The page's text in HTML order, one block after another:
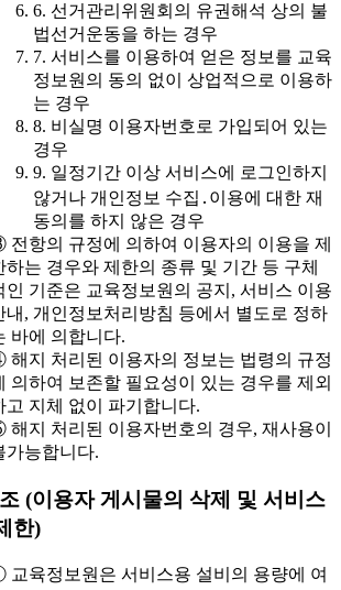
6. 선거관리위원회의 유권해석 상의 불
법선거운동을 하는 경우
7. 서비스를 이용하여 얻은 정보를 교육
정보원의 동의 없이 상업적으로 이용하
는 경우
8. 비실명 이용자번호로 가입되어 있는
경우
9. 일정기간 이상 서비스에 로그인하지
않거나 개인정보 수집․이용에 대한 재
동의를 하지 않은 경우
전항의 규정에 의하여 이용자의 이용을 제
하는 경우와 제한의 종류 및 기간 등 구체
인 기준은 교육정보원의 공지, 서비스 이용
내, 개인정보처리방침 등에서 별도로 정하
바에 의합니다.
해지 처리된 이용자의 정보는 법령의 규정
의하여 보존할 필요성이 있는 경우를 제외
고 지체 없이 파기합니다.
해지 처리된 이용자번호의 경우, 재사용이
가능합니다.
(이용자 게시물의 삭제 및 서비스
한)
교육정보원은 서비스용 설비의 용량에 여